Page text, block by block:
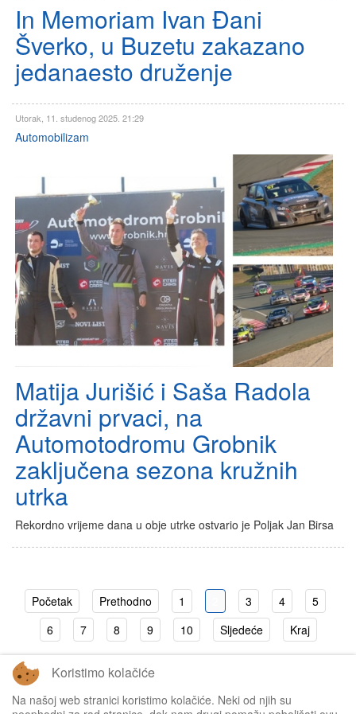
In Memoriam Ivan Đani
Šverko, u Buzetu zakazano
jedanaesto druženje
Utorak, 11. studenog 2025. 21:29
Automobilizam
Matija Jurišić i Saša Radola
državni prvaci, na
Automotodromu Grobnik
zaključena sezona kružnih
utrka
Rekordno vrijeme dana u obje utrke ostvario je Poljak Jan Birsa
Početak Prethodno 1 3 4
5
6
7 8 9 10 Sljedeće Kraj
Stranica 2 od 23
Koristimo kolačiće
Na našoj web stranici koristimo kolačiće. Neki od njih su